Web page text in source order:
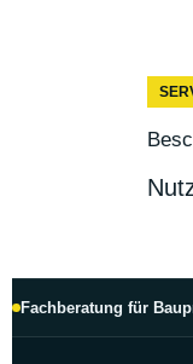
Fachberatung für